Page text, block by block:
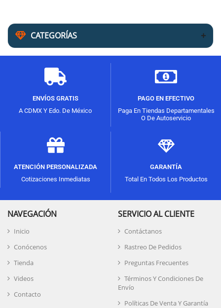
CATEGORÍAS
ENVÍOS GRATIS
A CDMX Y Edo. De México
PAGO EN EFECTIVO
Paga En Tiendas Departamentales
O De Autoservicio
ATENCIÓN PERSONALIZADA
Cotizaciones Inmediatas
GARANTÍA
Total En Todos Los Productos
NAVEGACIÓN
Inicio
Conócenos
Tienda
Videos
Contacto
SERVICIO AL CLIENTE
Contáctanos
Rastreo De Pedidos
Preguntas Frecuentes
Términos Y Condiciones De
Envío
Políticas De Venta Y Garantía